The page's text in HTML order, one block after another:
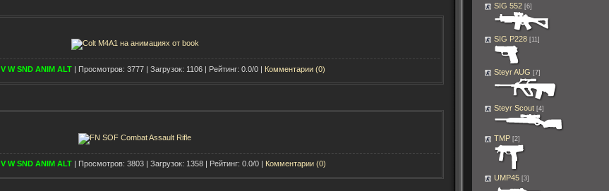
V W SND ANIM ALT | Просмотров: 3777 | Загрузок: 1106 | Рейтинг: 0.0/0 | Комментарии (0)
V W SND ANIM ALT | Просмотров: 3803 | Загрузок: 1358 | Рейтинг: 0.0/0 | Комментарии (0)
SIG 552 [6]
SIG P228 [11]
Steyr AUG [7]
Steyr Scout [4]
TMP [2]
UMP45 [3]